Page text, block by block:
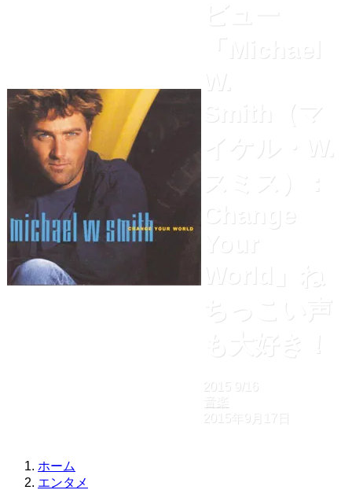
ビュー
「Michael
W.
Smith（マ
イケル・W.
スミス） :
Change
Your
World」ね
ちっこい声
も大好き！
2015 9/16
音楽
2015年9月17日
ホーム
エンタメ